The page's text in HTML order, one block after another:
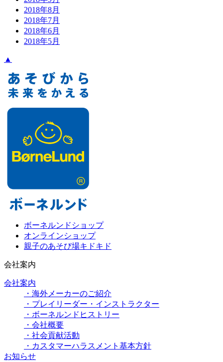
2018年8月
2018年7月
2018年6月
2018年5月
▲
ボーネルンドショップ
オンラインショップ
親子のあそび場キドキド
会社案内
会社案内
・海外メーカーのご紹介
・プレイリーダー・インストラクター
・ボーネルンドヒストリー
・会社概要
・社会貢献活動
・カスタマーハラスメント基本方針
お知らせ